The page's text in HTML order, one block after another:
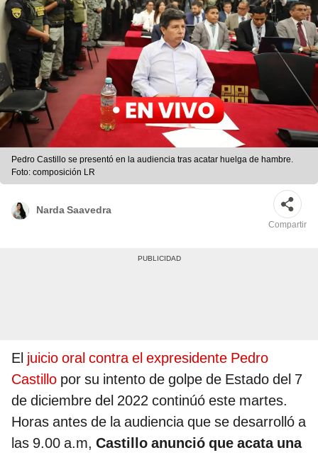
Pedro Castillo se presentó en la audiencia tras acatar huelga de hambre.
Foto: composición LR
Narda Saavedra
Compartir
El juicio oral contra el expresidente Pedro
Castillo por su intento de golpe de Estado del 7
de diciembre del 2022 continúó este martes.
Horas antes de la audiencia que se desarrolló a
las 9.00 a.m, Castillo anunció que acata una